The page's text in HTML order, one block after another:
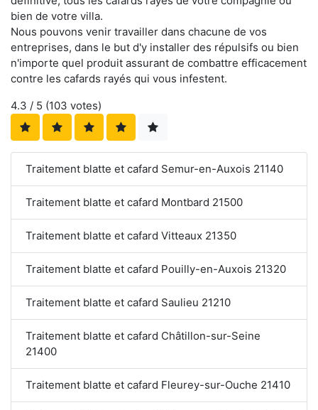
bien de votre villa.
Nous pouvons venir travailler dans chacune de vos
entreprises, dans le but d'y installer des répulsifs ou bien
n'importe quel produit assurant de combattre efficacement
contre les cafards rayés qui vous infestent.
4.3 / 5 (103 votes)
Traitement blatte et cafard Semur-en-Auxois 21140
Traitement blatte et cafard Montbard 21500
Traitement blatte et cafard Vitteaux 21350
Traitement blatte et cafard Pouilly-en-Auxois 21320
Traitement blatte et cafard Saulieu 21210
Traitement blatte et cafard Châtillon-sur-Seine
21400
Traitement blatte et cafard Fleurey-sur-Ouche 21410